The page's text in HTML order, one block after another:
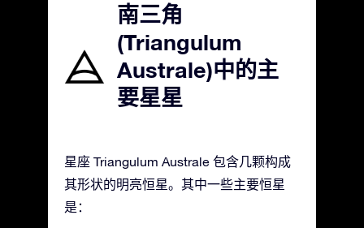
南三角
(Triangulum
Australe)中的主
要星星
星座 Triangulum Australe 包含几颗构成
其形状的明亮恒星。其中一些主要恒星
是：